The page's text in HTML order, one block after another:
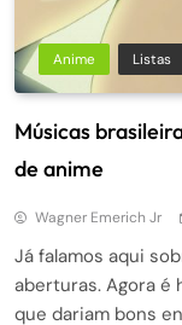
Anime Listas
Músicas
de anime
Wagner Emerich Jr
Já falamos aqui
aberturas. Agora é
que dariam bons